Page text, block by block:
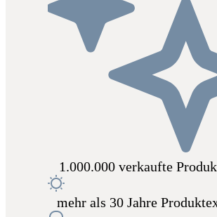
1.000.000 verkaufte
mehr als 30 Jahre